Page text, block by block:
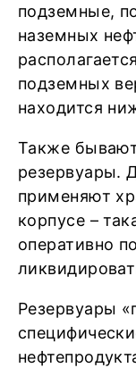
подземные,
наземных
подземных
находится
Также
резервуары.
применяют
корпусе –
оперативно
Резервуары